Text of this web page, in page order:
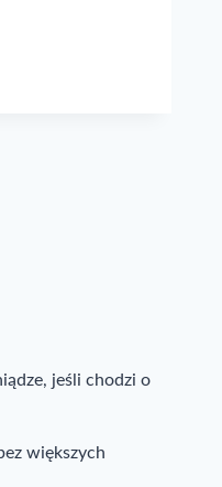
jeśli chodzi o
większych